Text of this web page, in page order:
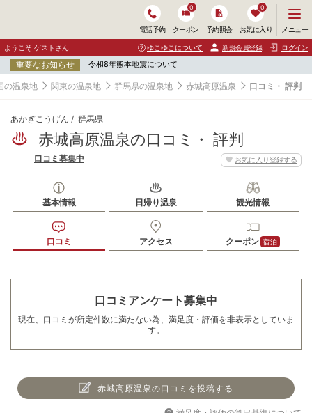
電話予約 クーポン
0
予約照会 お気に入り
0
ニ
ュ
ー
開
く
メニュー
ようこそ ゲストさん ゆこゆこについて 新規会員登録 ログイン
重要なお知らせ 令和8年熊本地震について
の温泉地 関東の温泉地 群馬県の温泉地 赤城高原温泉 口コミ・ 評判
あかぎこうげん 群馬県
赤城高原温泉の口コミ・ 評判
お気に入り登録する
口コミ募集中
基本情報 日帰り温泉 観光情報
口コミ アクセス クーポン 宿泊
口コミアンケート募集中
現在、口コミが所定件数に満たない為、満足度・評価を非表示としていま
す。
赤城高原温泉の口コミを投稿する